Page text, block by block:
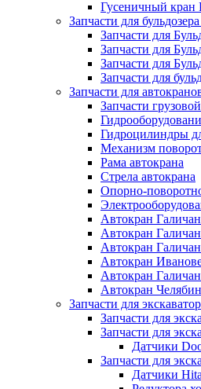
Гусеничный кран
Запчасти для
Запчасти для
Запчасти для
Запчасти для
Запчасти для
Запчасти для
Запчасти
Гидроцилиндры
Механизм
Рама автокрана
Стрела автокрана
Опорно-
Автокран
Автокран
Автокран
Автокран
Автокран
Автокран
Запчасти для
Запчасти для
Запчасти для
Датчики
Запчасти для
Датчики